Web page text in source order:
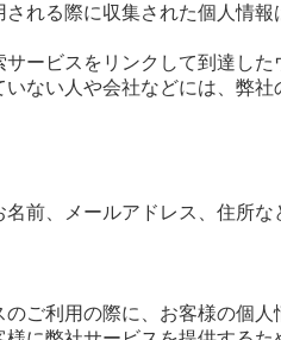
れる際に収集された個人情
ービスをリンクして到達し
いない人や会社などには、弊
前、メールアドレス、住所な
ご利用の際に、お客様の個人